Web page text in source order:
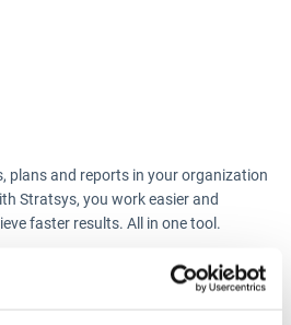
plans and reports in your organization
Stratsys, you work easier and
faster results. All in one tool.